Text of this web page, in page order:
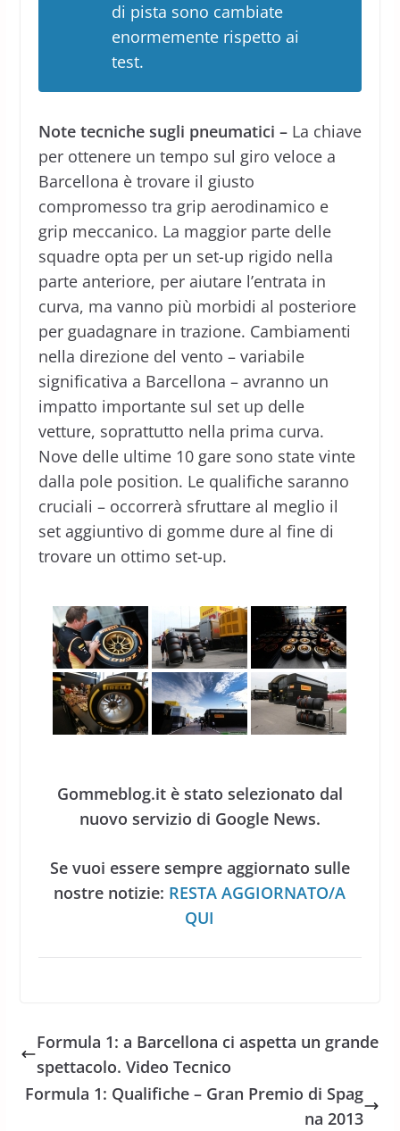
di pista sono cambiate
enormemente rispetto ai
test.
Note tecniche sugli pneumatici – La chiave
per ottenere un tempo sul giro veloce a
Barcellona è trovare il giusto
compromesso tra grip aerodinamico e
grip meccanico. La maggior parte delle
squadre opta per un set-up rigido nella
parte anteriore, per aiutare l’entrata in
curva, ma vanno più morbidi al posteriore
per guadagnare in trazione. Cambiamenti
nella direzione del vento – variabile
significativa a Barcellona – avranno un
impatto importante sul set up delle
vetture, soprattutto nella prima curva.
Nove delle ultime 10 gare sono state vinte
dalla pole position. Le qualifiche saranno
cruciali – occorrerà sfruttare al meglio il
set aggiuntivo di gomme dure al fine di
trovare un ottimo set-up.
Gommeblog.it è stato selezionato dal
nuovo servizio di Google News.
Se vuoi essere sempre aggiornato sulle
nostre notizie: RESTA AGGIORNATO/A
QUI
Formula 1: a Barcellona ci aspetta un grande
spettacolo. Video Tecnico
Formula 1: Qualifiche – Gran Premio di Spag
na 2013